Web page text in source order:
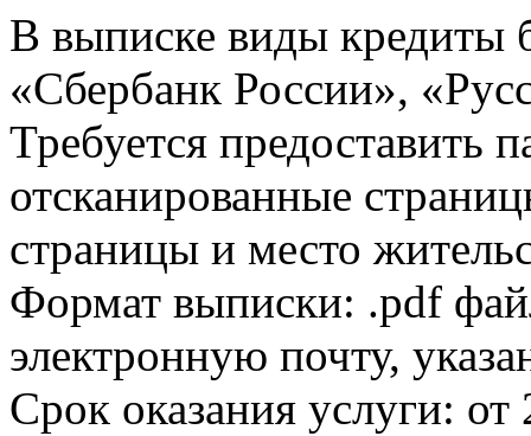
В выписке виды кредиты
«Сбербанк России»,
Требуется предоставить
отсканированные
страницы и место
Формат выписки: .pdf
электронную почту,
Срок оказания услуги: от